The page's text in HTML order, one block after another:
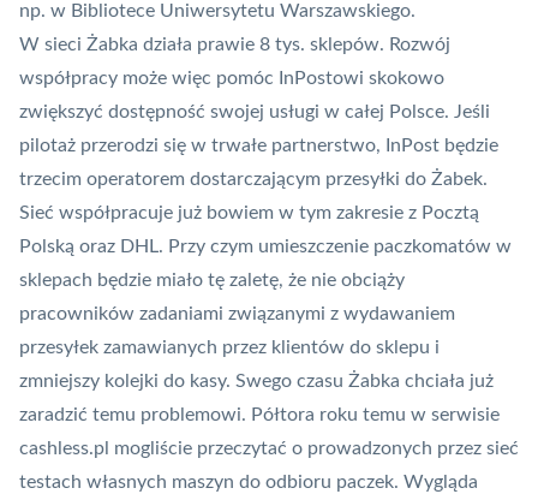
np. w Bibliotece Uniwersytetu Warszawskiego.
W sieci Żabka działa prawie 8 tys. sklepów. Rozwój
współpracy może więc pomóc InPostowi skokowo
zwiększyć dostępność swojej usługi w całej Polsce. Jeśli
pilotaż przerodzi się w trwałe partnerstwo, InPost będzie
trzecim operatorem dostarczającym przesyłki do Żabek.
Sieć współpracuje już bowiem w tym zakresie z Pocztą
Polską oraz DHL. Przy czym umieszczenie paczkomatów w
sklepach będzie miało tę zaletę, że nie obciąży
pracowników zadaniami związanymi z wydawaniem
przesyłek zamawianych przez klientów do sklepu i
zmniejszy kolejki do kasy. Swego czasu Żabka chciała już
zaradzić temu problemowi. Półtora roku temu w serwisie
cashless.pl mogliście przeczytać o prowadzonych przez sieć
testach własnych maszyn do odbioru paczek. Wygląda